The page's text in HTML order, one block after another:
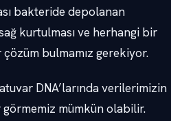
bakteride depolanan
kurtulması ve herhangi bir
bulmamız gerekiyor.
DNA’larında verilerimizin
görmemiz mümkün olabilir.